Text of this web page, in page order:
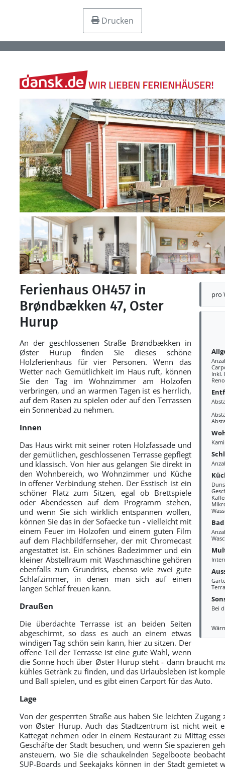
Drucken
pro
Inkl.
Bad
Bei
Ferienhaus OH457 in
Brøndbækken 47, Oster
Hurup
An der geschlossenen Straße Brøndbækken in
Øster Hurup finden Sie dieses schöne
Holzferienhaus für vier Personen. Wenn das
Wetter nach Gemütlichkeit im Haus ruft, können
Sie den Tag im Wohnzimmer am Holzofen
verbringen, und an warmen Tagen ist es herrlich,
auf dem Rasen zu spielen oder auf den Terrassen
ein Sonnenbad zu nehmen.
Innen
Das Haus wirkt mit seiner roten Holzfassade und
der gemütlichen, geschlossenen Terrasse gepflegt
und klassisch. Von hier aus gelangen Sie direkt in
den Wohnbereich, wo Wohnzimmer und Küche
in offener Verbindung stehen. Der Esstisch ist ein
schöner Platz zum Sitzen, egal ob Brettspiele
oder Abendessen auf dem Programm stehen,
und wenn Sie sich wirklich entspannen wollen,
können Sie das in der Sofaecke tun - vielleicht mit
einem Feuer im Holzofen und einem guten Film
auf dem Flachbildfernseher, der mit Chromecast
angestattet ist. Ein schönes Badezimmer und ein
kleiner Abstellraum mit Waschmaschine gehören
ebenfalls zum Grundriss, ebenso wie zwei gute
Schlafzimmer, in denen man sich auf einen
langen Schlaf freuen kann.
Draußen
Die überdachte Terrasse ist an beiden Seiten
abgeschirmt, so dass es auch an einem etwas
windigen Tag schön sein kann, hier zu sitzen. Der
offene Teil der Terrasse ist eine gute Wahl, wenn
die Sonne hoch über Øster Hurup steht - dann braucht
kühles Getränk zu finden, und das Urlaubsleben ist
und Ball spielen, und es gibt einen Carport für das Auto.
Lage
Von der gesperrten Straße aus haben Sie leichten
von Øster Hurup. Auch das Stadtzentrum ist nicht weit
Kattegat nehmen oder in einem Restaurant zu Mittag
Geschäfte der Stadt besuchen, und wenn Sie spazieren
ansteuern, wo Sie die schaukelnden Segelboote
SUP-Boards und Seekajaks können in der Stadt